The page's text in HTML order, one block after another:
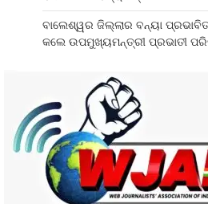
ବାଲେଶ୍ୱର ଜିଲ୍ଲାର ବନ୍ୟା
କଲେ ଉପମୁଖ୍ୟମନ୍ତ୍ରୀ ପ୍ରଭାତୀ